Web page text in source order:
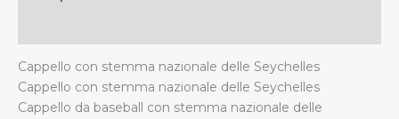
quantity
Cappello con stemma nazionale delle Seychelles
Cappello con stemma nazionale delle Seychelles
Cappello da baseball con stemma nazionale delle